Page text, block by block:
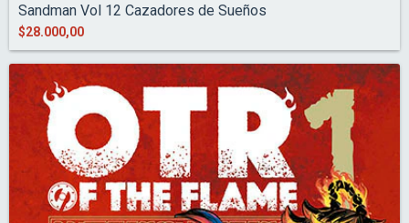
Sandman Vol 12 Cazadores de Sueños
$28.000,00